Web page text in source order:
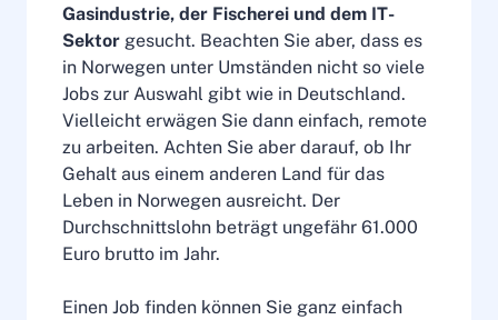
Gasindustrie, der Fischerei und dem IT-
Sektor gesucht. Beachten Sie aber, dass es
in Norwegen unter Umständen nicht so viele
Jobs zur Auswahl gibt wie in Deutschland.
Vielleicht erwägen Sie dann einfach, remote
zu arbeiten. Achten Sie aber darauf, ob Ihr
Gehalt aus einem anderen Land für das
Leben in Norwegen ausreicht. Der
Durchschnittslohn beträgt ungefähr 61.000
Euro brutto im Jahr.
Einen Job finden können Sie ganz einfach